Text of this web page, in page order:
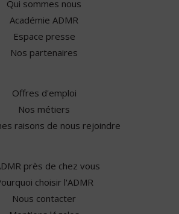
Qui sommes nous
Académie ADMR
Espace presse
Nos partenaires
Offres d'emploi
Nos métiers
raisons de nous rejoindre
près de chez vous
choisir l'ADMR
Nous contacter